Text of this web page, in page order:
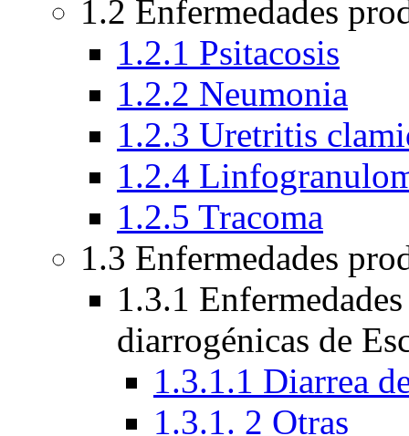
1.2 Enfermedades
1.2.1 Psitacosis
1.2.2 Neumonia
1.2.3 Uretritis
1.2.4
1.2.5 Tracoma
1.3 Enfermedades
1.3.1
diarrogénicas de
1.3.1.1 Diarrea
1.3.1. 2 Otras